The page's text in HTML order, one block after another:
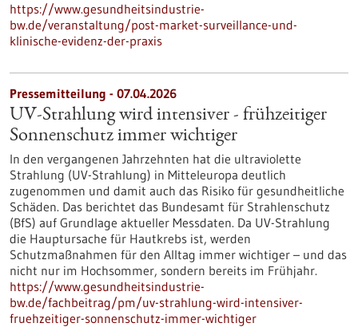
https://www.gesundheitsindustrie-
bw.de/veranstaltung/post-market-surveillance-und-
klinische-evidenz-der-praxis
Pressemitteilung - 07.04.2026
UV-Strahlung wird intensiver - frühzeitiger
Sonnenschutz immer wichtiger
In den vergangenen Jahrzehnten hat die ultraviolette
Strahlung (UV-Strahlung) in Mitteleuropa deutlich
zugenommen und damit auch das Risiko für gesundheitliche
Schäden. Das berichtet das Bundesamt für Strahlenschutz
(BfS) auf Grundlage aktueller Messdaten. Da UV-Strahlung
die Hauptursache für Hautkrebs ist, werden
Schutzmaßnahmen für den Alltag immer wichtiger – und das
nicht nur im Hochsommer, sondern bereits im Frühjahr.
https://www.gesundheitsindustrie-
bw.de/fachbeitrag/pm/uv-strahlung-wird-intensiver-
fruehzeitiger-sonnenschutz-immer-wichtiger